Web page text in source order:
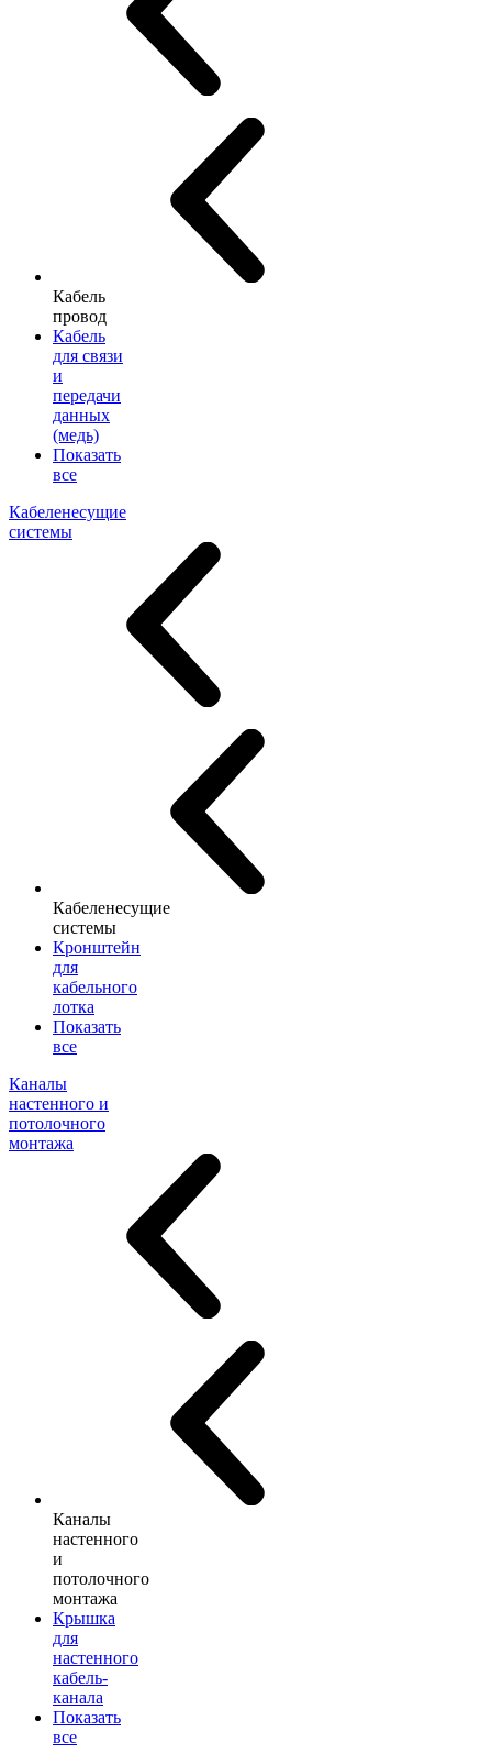
Кабель
провод
Кабель
для связи
и
передачи
данных
(медь)
Показать
все
Кабеленесущие
системы
Кабеленесущие
системы
Кронштейн
для
кабельного
лотка
Показать
все
Каналы
настенного и
потолочного
монтажа
Каналы
настенного
и
потолочного
монтажа
Крышка
для
настенного
кабель-
канала
Показать
все